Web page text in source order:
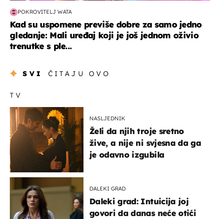
POKROVITELJ WATA
Kad su uspomene previše dobre za samo jedno
gledanje: Mali uređaj koji je još jednom oživio
trenutke s ple...
SVI ČITAJU OVO
TV
NASLJEDNIK
Želi da njih troje sretno
žive, a nije ni svjesna da ga
je odavno izgubila
DALEKI GRAD
Daleki grad: Intuicija joj
govori da danas neće otići